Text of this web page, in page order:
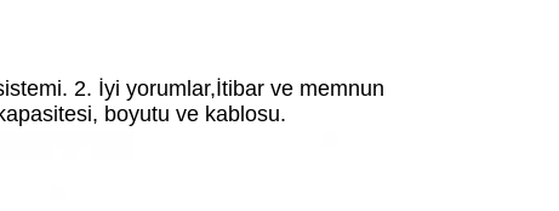
2. İyi yorumlar,İtibar ve memnun
boyutu ve kablosu.